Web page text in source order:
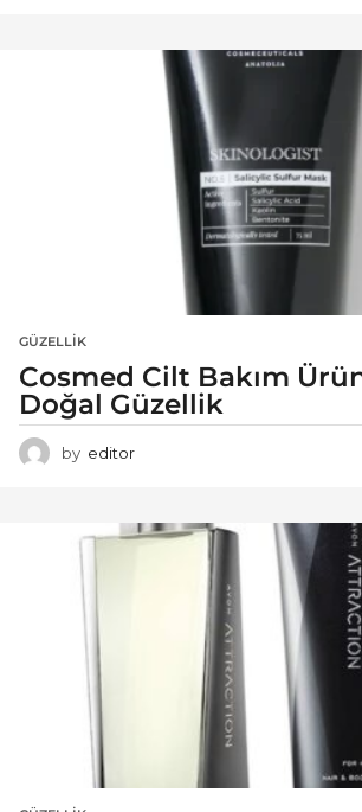
GÜZELLIK
Cosmed Cilt Bakım
Doğal Güzellik
by editor